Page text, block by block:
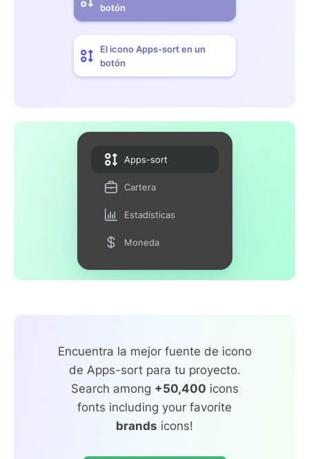
botón
El icono Apps-sort en un
botón
Apps-sort
Cartera
Estadísticas
Moneda
Encuentra la mejor fuente de icono
de Apps-sort para tu proyecto.
Search among +50,400 icons
fonts including your favorite
brands icons!